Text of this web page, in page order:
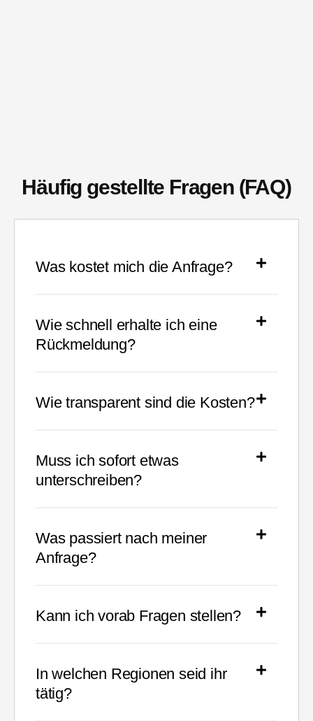
Häufig gestellte Fragen (FAQ)
Was kostet mich die Anfrage?
Wie schnell erhalte ich eine
Rückmeldung?
Wie transparent sind die Kosten?
Muss ich sofort etwas
unterschreiben?
Was passiert nach meiner
Anfrage?
Kann ich vorab Fragen stellen?
In welchen Regionen seid ihr
tätig?